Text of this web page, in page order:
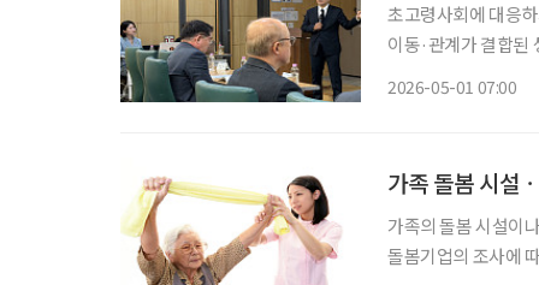
초고령사회에 대응
이동·관계가 결합된
2026-05-01 07:00
가족 돌봄 시설
가족의 돌봄 시설이
돌봄기업의 조사에